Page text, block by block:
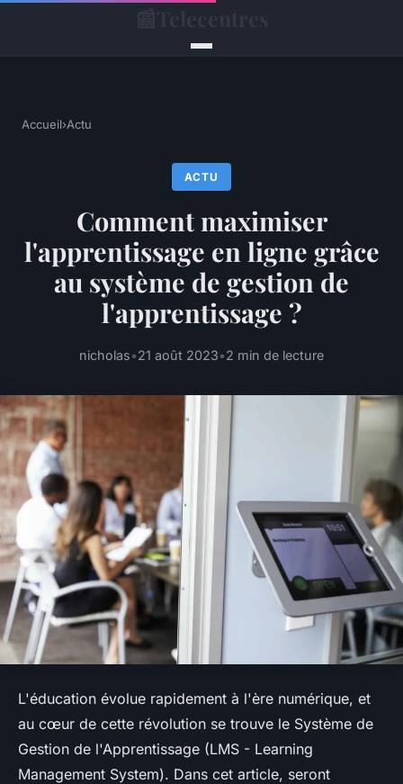
Accueil›Actu
ACTU
Comment maximiser
l'apprentissage en ligne grâce
au système de gestion de
l'apprentissage ?
nicholas•21 août 2023•2 min de lecture
L'éducation évolue rapidement à l'ère numérique, et
au cœur de cette révolution se trouve le Système de
Gestion de l'Apprentissage (LMS - Learning
Management System). Dans cet article, seront